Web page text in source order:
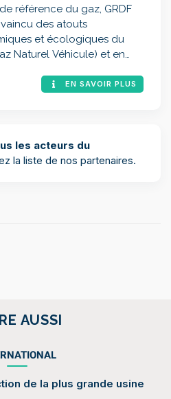
référence du gaz, GRDF
des atouts
et écologiques du
Naturel Véhicule) et en
le bioGNVEN SAVOIR PLUS
les acteurs du
la liste de nos partenaires.
AUSSI
de la plus grande usine